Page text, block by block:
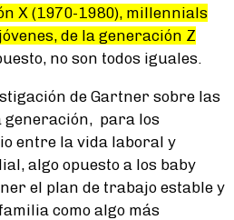
X (1970-1980), millennials
de la generación Z
no son todos iguales.
de Gartner sobre las
generación, para los
entre la vida laboral y
algo opuesto a los baby
el plan de trabajo estable y
como algo más